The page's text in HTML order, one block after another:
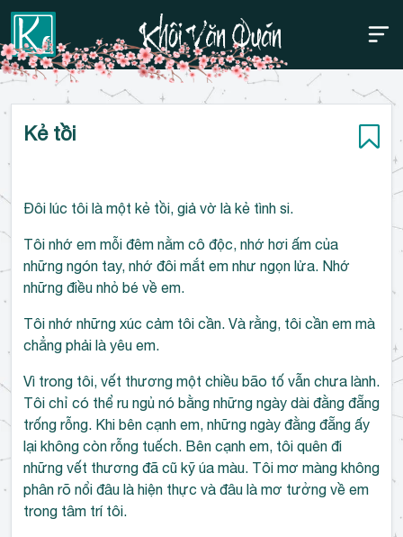
Bỏ
Thanh điều hướng trên
Kẻ tồi
Đôi lúc tôi là một kẻ tồi, giả vờ là kẻ tình si.
Tôi nhớ em mỗi đêm nằm cô độc, nhớ hơi ấm của
những ngón tay, nhớ đôi mắt em như ngọn lửa. Nhớ
những điều nhỏ bé về em.
Tôi nhớ những xúc cảm tôi cần. Và rằng, tôi cần em mà
chẳng phải là yêu em.
Vì trong tôi, vết thương một chiều bão tố vẫn chưa lành.
Tôi chỉ có thể ru ngủ nó bằng những ngày dài đằng đẵng
trống rỗng. Khi bên cạnh em, những ngày đằng đẵng ấy
lại không còn rỗng tuếch. Bên cạnh em, tôi quên đi
những vết thương đã cũ kỹ úa màu. Tôi mơ màng không
phân rõ nổi đâu là hiện thực và đâu là mơ tưởng về em
trong tâm trí tôi.